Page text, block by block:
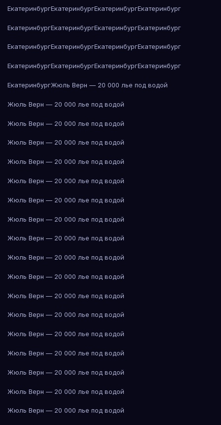
ЕкатеринбургЕкатеринбургЕкатеринбургЕкатеринбург
ЕкатеринбургЕкатеринбургЕкатеринбургЕкатеринбург
ЕкатеринбургЕкатеринбургЕкатеринбургЕкатеринбург
ЕкатеринбургЕкатеринбургЕкатеринбургЕкатеринбург
ЕкатеринбургЖюль Верн — 20 000 лье под водой
Жюль Верн — 20 000 лье под водой
Жюль Верн — 20 000 лье под водой
Жюль Верн — 20 000 лье под водой
Жюль Верн — 20 000 лье под водой
Жюль Верн — 20 000 лье под водой
Жюль Верн — 20 000 лье под водой
Жюль Верн — 20 000 лье под водой
Жюль Верн — 20 000 лье под водой
Жюль Верн — 20 000 лье под водой
Жюль Верн — 20 000 лье под водой
Жюль Верн — 20 000 лье под водой
Жюль Верн — 20 000 лье под водой
Жюль Верн — 20 000 лье под водой
Жюль Верн — 20 000 лье под водой
Жюль Верн — 20 000 лье под водой
Жюль Верн — 20 000 лье под водой
Жюль Верн — 20 000 лье под водой